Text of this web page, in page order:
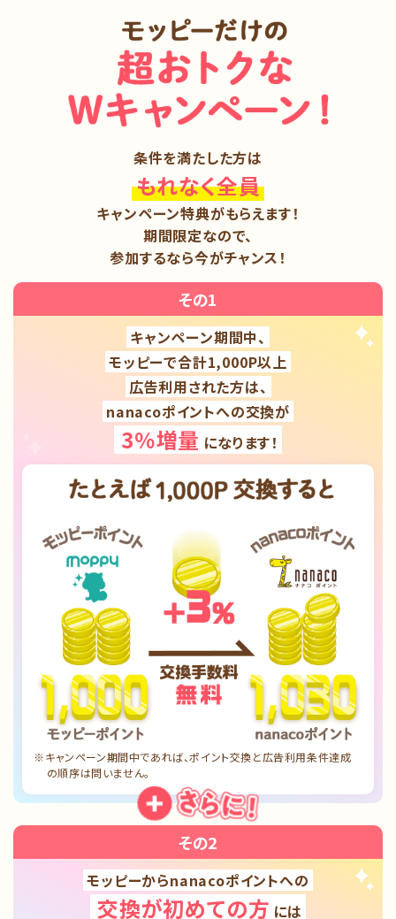
条件を満たした方は
もれなく全員
キャンペーン特典がもらえます！
期間限定なので、
参加するなら今がチャンス！
その1
キャンペーン期間中、
モッピーで合計1,000P以上
広告利用された方は、
nanacoポイントへの交換が
3％増量 になります！
※キャンペーン期間中であれば、ポイント交換と広告利用条件達成
の順序は問いません。
その2
モッピーからnanacoポイントへの
交換が初めての方 には